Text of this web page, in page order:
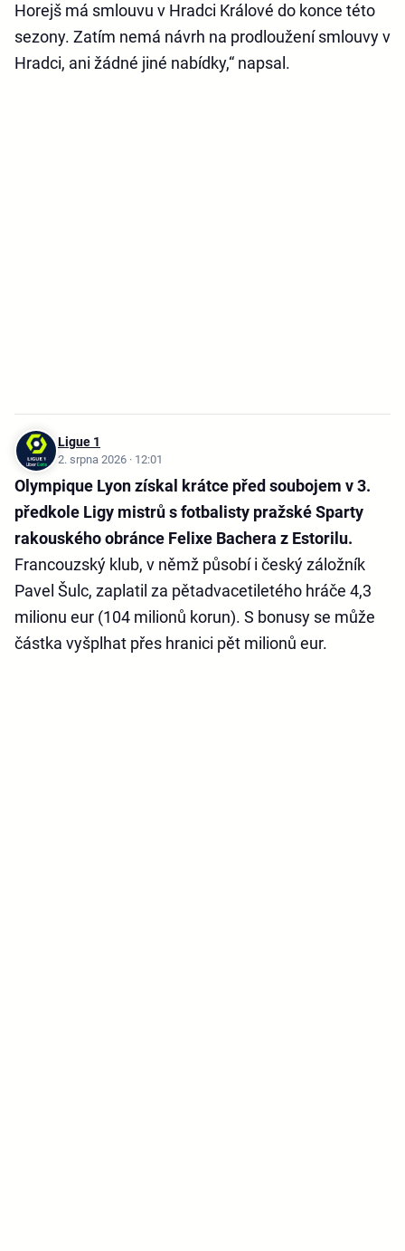
Horejš má smlouvu v Hradci Králové do konce této
sezony. Zatím nemá návrh na prodloužení smlouvy v
Hradci, ani žádné jiné nabídky,“ napsal.
Ligue 1
2. srpna 2026 · 12:01
Olympique Lyon získal krátce před soubojem v 3.
předkole Ligy mistrů s fotbalisty pražské Sparty
rakouského obránce Felixe Bachera z Estorilu.
Francouzský klub, v němž působí i český záložník
Pavel Šulc, zaplatil za pětadvacetiletého hráče 4,3
milionu eur (104 milionů korun). S bonusy se může
částka vyšplhat přes hranici pět milionů eur.